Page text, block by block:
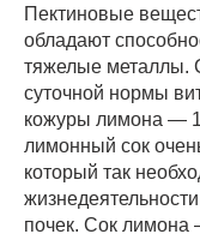
Пектиновые
обладают
тяжелые металлы.
суточной нормы
кожуры лимона —
лимонный сок
который так
почек. Сок лимона